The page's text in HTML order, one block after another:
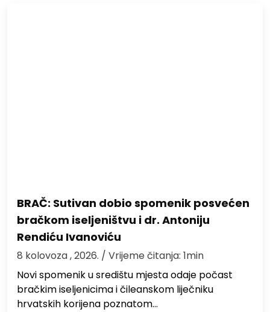
BRAČ: Sutivan dobio spomenik posvećen
bračkom iseljeništvu i dr. Antoniju
Rendiću Ivanoviću
8 kolovoza , 2026. / Vrijeme čitanja: 1min
Novi spomenik u središtu mjesta odaje počast
bračkim iseljenicima i čileanskom liječniku
hrvatskih korijena poznatom…